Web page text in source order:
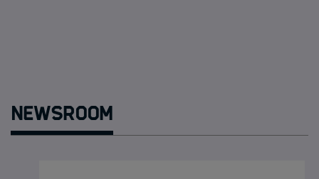
Newsroom